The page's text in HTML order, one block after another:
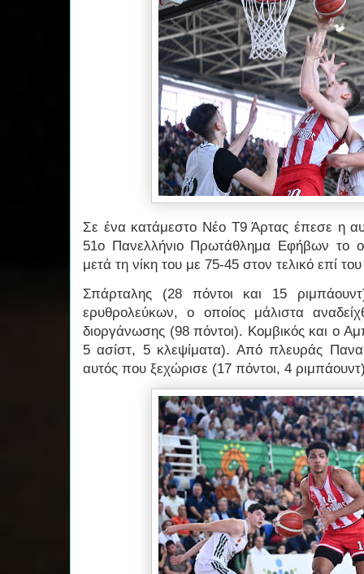
Σε ένα κατάμεστο Νέο Τ9 Άρτας έπεσε η
51ο Πανελλήνιο Πρωτάθλημα Εφήβων το
μετά τη νίκη του με 75-45 στον τελικό επί
Σπάρταλης (28 πόντοι και 15
ερυθρολεύκων, ο οποίος μάλιστα
διοργάνωσης (98 πόντοι). Κομβικός και ο
5 ασίστ, 5 κλεψίματα). Από πλευράς
αυτός που ξεχώρισε (17 πόντοι, 4